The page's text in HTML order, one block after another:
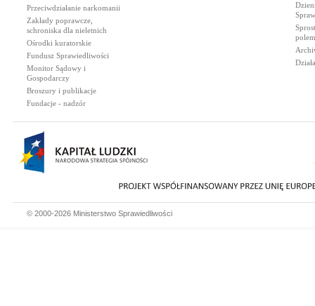
Przeciwdziałanie narkomanii
Zakłady poprawcze,
schroniska dla nieletnich
Ośrodki kuratorskie
Fundusz Sprawiedliwości
Monitor Sądowy i
Gospodarczy
Broszury i publikacje
Fundacje - nadzór
© 2000-2026 Ministerstwo Sprawiedliwości